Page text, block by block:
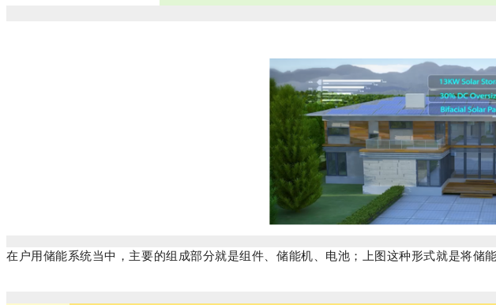
在户用储能系统当中，主要的组成部分就是组件、储能机、电池；上图这种形式就是将储